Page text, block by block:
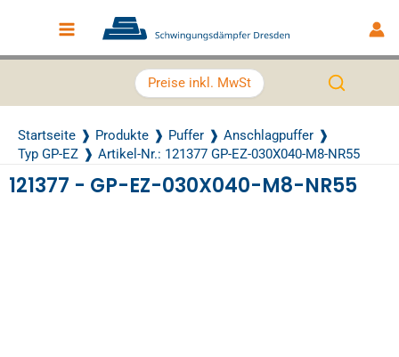
Main Menu
Preise inkl. MwSt
Startseite Produkte Puffer
Anschlagpuffer
Typ GP-EZ
Artikel-Nr.: 121377 GP-EZ-030X040-M8-NR55
121377 - GP-EZ-030X040-M8-NR55